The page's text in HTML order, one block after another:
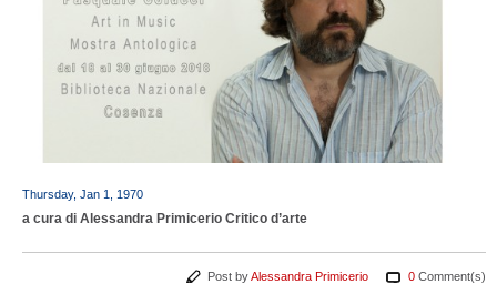
Thursday, Jan 1, 1970
a cura di Alessandra Primicerio Critico d’arte
Post byAlessandra Primicerio 0 Comment(s)